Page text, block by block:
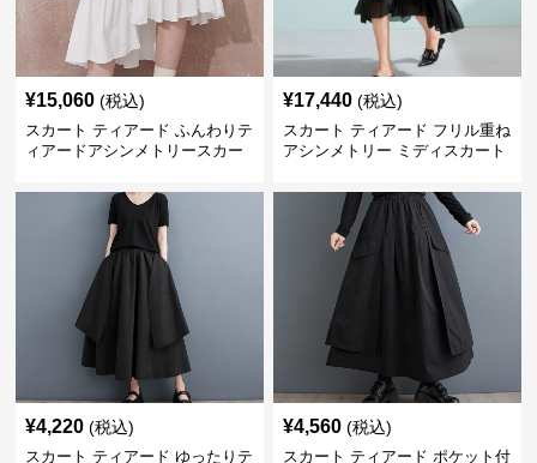
¥15,060 (税込)
スカート ティアード ふんわりテ
ィアードアシンメトリースカー
¥17,440 (税込)
スカート ティアード フリル重ね
アシンメトリー ミディスカート
¥4,220 (税込)
スカート ティアード ゆったりテ
¥4,560 (税込)
スカート ティアード ポケット付